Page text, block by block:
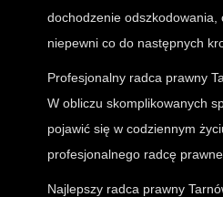
dochodzenie
niepewni co do następnych
Profesjonalny radca prawny
W obliczu skomplikowanych
pojawić się w codziennym
profesjonalnego radcę
Najlepszy radca prawny